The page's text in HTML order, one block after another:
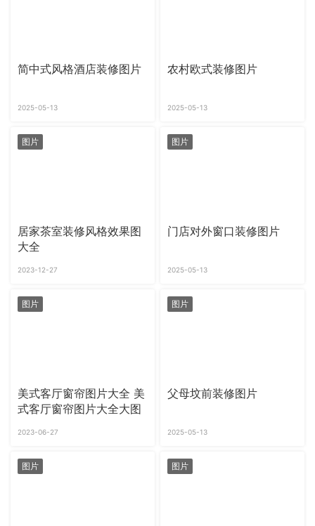
简中式风格酒店装修图片
2025-05-13
农村欧式装修图片
2025-05-13
图片
居家茶室装修风格效果图
大全
2023-12-27
图片
门店对外窗口装修图片
2025-05-13
图片
美式客厅窗帘图片大全 美
式客厅窗帘图片大全大图
2023-06-27
图片
父母坟前装修图片
2025-05-13
图片 图片